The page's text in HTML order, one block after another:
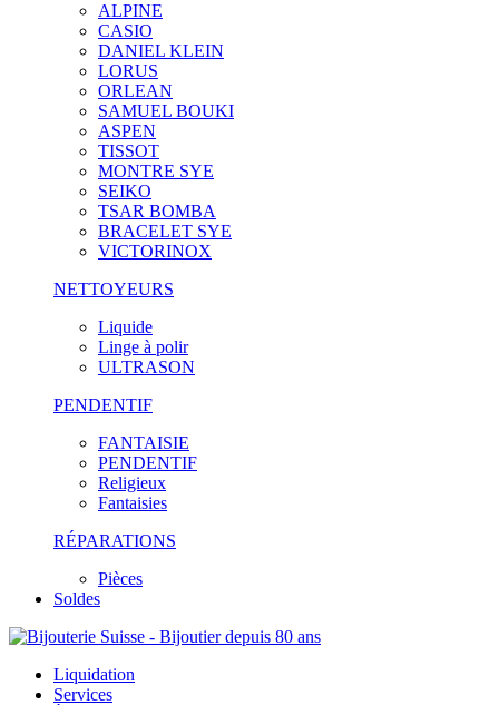
ALPINE
CASIO
DANIEL KLEIN
LORUS
ORLEAN
SAMUEL BOUKI
ASPEN
TISSOT
MONTRE SYE
SEIKO
TSAR BOMBA
BRACELET SYE
VICTORINOX
NETTOYEURS
Liquide
Linge à polir
ULTRASON
PENDENTIF
FANTAISIE
PENDENTIF
Religieux
Fantaisies
RÉPARATIONS
Pièces
Soldes
Liquidation
Services